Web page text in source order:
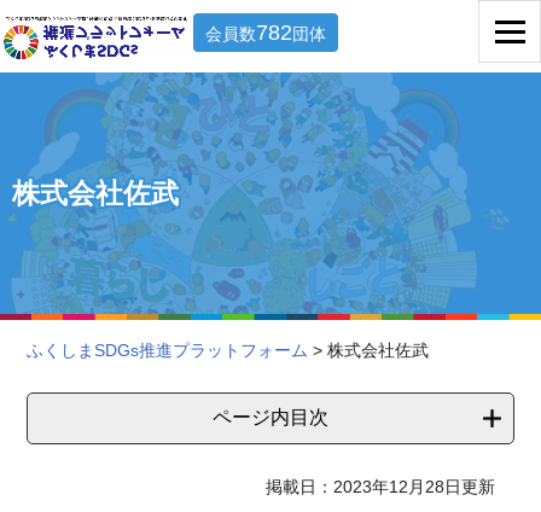
会員数782団体
株式会社佐武
ふくしまSDGs推進プラットフォーム > 株式会社佐武
ページ内目次
掲載日：2023年12月28日更新